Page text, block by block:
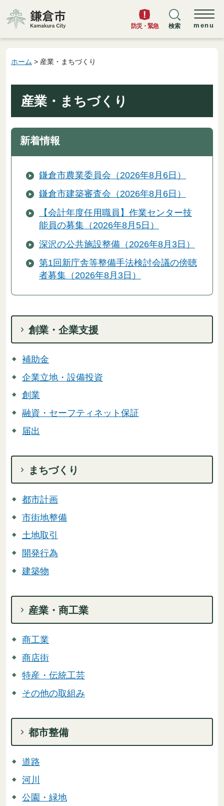
鎌倉市
防災・緊急 検索 menu
ホーム > 産業・まちづくり
産業・まちづくり
新着情報
鎌倉市農業委員会（2026年8月6日）
鎌倉市建築審査会（2026年8月6日）
【会計年度任用職員】作業センター技
能員の募集（2026年8月5日）
深沢の公共施設整備（2026年8月3日）
第1回新庁舎等整備手法検討会議の傍聴
者募集（2026年8月3日）
創業・企業支援
補助金
企業立地・設備投資
創業
融資・セーフティネット保証
届出
まちづくり
都市計画
市街地整備
土地取引
開発行為
建築物
産業・商工業
商工業
商店街
特産・伝統工芸
その他の取組み
都市整備
道路
河川
公園・緑地